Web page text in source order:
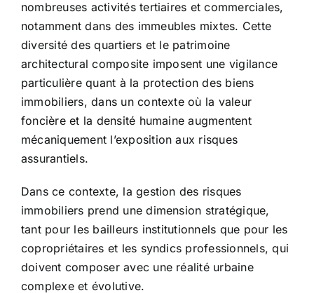
nombreuses activités tertiaires et commerciales,
notamment dans des immeubles mixtes. Cette
diversité des quartiers et le patrimoine
architectural composite imposent une vigilance
particulière quant à la protection des biens
immobiliers, dans un contexte où la valeur
foncière et la densité humaine augmentent
mécaniquement l’exposition aux risques
assurantiels.
Dans ce contexte, la gestion des risques
immobiliers prend une dimension stratégique,
tant pour les bailleurs institutionnels que pour les
copropriétaires et les syndics professionnels, qui
doivent composer avec une réalité urbaine
complexe et évolutive.